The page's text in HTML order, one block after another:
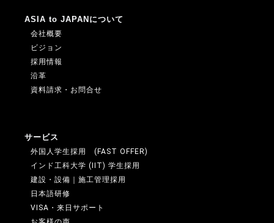
・公衆衛生の向上又は児童の健全な育成の推進の
ために特に必要がある場合であって、本人の同意
を得ることが困難であるとき
・国の機関若しくは地方公共団体又はその委託を
意を得ることによって当該事務の遂行に支障を及
ぼすおそれがあるとき
5．個人情報取扱いの委託
当社は、事業運営上、お客様により良いサービス
ASIA to JAPANについて
会社概要
ビジョン
採用情報
沿革
資料請求・お問合せ
サービス
外国人学生採用 (FAST OFFER)
インド工科大学 (IIT) 学生採用
建設・設備｜施工管理採用
日本語研修
VISA・来日サポート